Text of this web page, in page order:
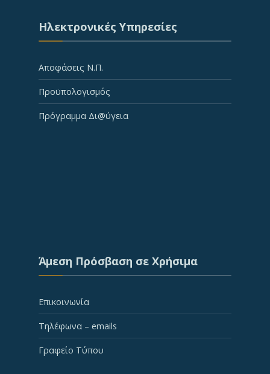
Ηλεκτρονικές Υπηρεσίες
Αποφάσεις Ν.Π.
Προϋπολογισμός
Πρόγραμμα Δι@ύγεια
Άμεση Πρόσβαση σε Χρήσιμα
Επικοινωνία
Τηλέφωνα – emails
Γραφείο Τύπου